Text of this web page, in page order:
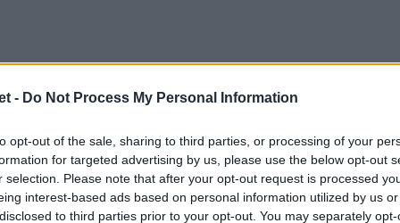
- Do Not Process My Personal Information
opt-out of the sale, sharing to third parties, or processing of your
for targeted advertising by us, please use the below opt-out
selection. Please note that after your opt-out request is processed
interest-based ads based on personal information utilized by us
to third parties prior to your opt-out. You may separately
italiani
Capuozzo torna titolareall'ala sinistra
era partito dalla panchina) e gioca 59'